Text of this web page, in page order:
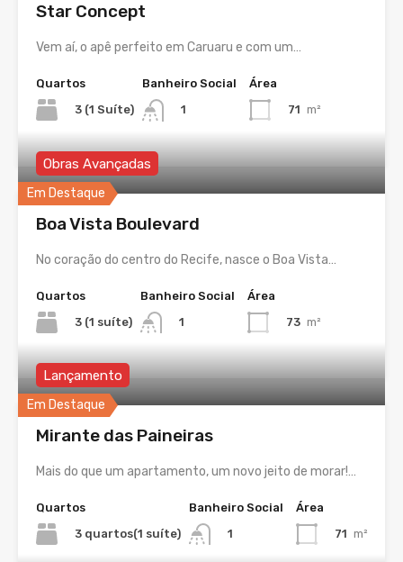
Star Concept
Vem aí, o apê perfeito em Caruaru e com um…
Quartos
3 (1 Suíte)
Banheiro Social
1
Área
71 m²
Em Destaque
Obras Avançadas
Boa Vista Boulevard
No coração do centro do Recife, nasce o Boa Vista…
Quartos
3 (1 suíte)
Banheiro Social
1
Área
73 m²
Em Destaque
Lançamento
Mirante das Paineiras
Mais do que um apartamento, um novo jeito de morar!…
Quartos
3 quartos(1 suíte)
Banheiro Social
1
Área
71 m²